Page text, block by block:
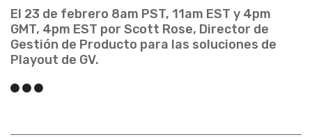
El 23 de febrero 8am PST, 11am EST y 4pm
GMT, 4pm EST por Scott Rose, Director de
Gestión de Producto para las soluciones de
Playout de GV.